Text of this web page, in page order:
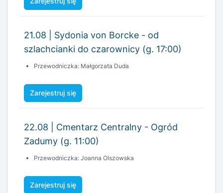
21.08 | Sydonia von Borcke - od
szlachcianki do czarownicy (g. 17:00)
Przewodniczka: Małgorzata Duda
Zarejestruj się
22.08 | Cmentarz Centralny - Ogród
Zadumy (g. 11:00)
Przewodniczka: Joanna Olszowska
Zarejestruj się